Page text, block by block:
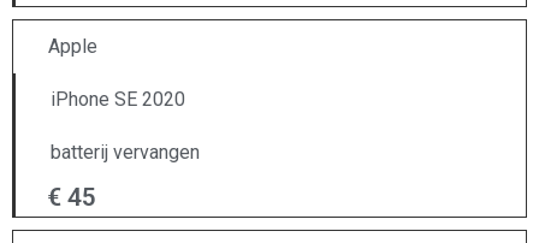
Apple
iPhone SE 2020
batterij vervangen
€ 45